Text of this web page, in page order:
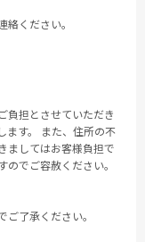
ください。
負担とさせていただき
ます。 また、住所の不
ましてはお客様負担で
でご容赦ください。
了承ください。